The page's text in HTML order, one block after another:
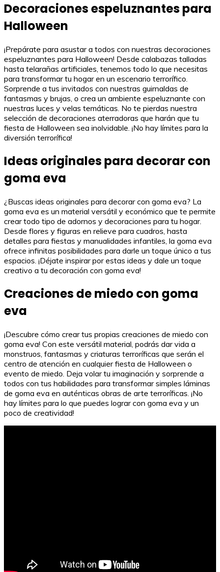
Decoraciones espeluznantes para
Halloween
¡Prepárate para asustar a todos con nuestras decoraciones
espeluznantes para Halloween! Desde calabazas talladas
hasta telarañas artificiales, tenemos todo lo que necesitas
para transformar tu hogar en un escenario terrorífico.
Sorprende a tus invitados con nuestras guirnaldas de
fantasmas y brujas, o crea un ambiente espeluznante con
nuestras luces y velas temáticas. No te pierdas nuestra
selección de decoraciones aterradoras que harán que tu
fiesta de Halloween sea inolvidable. ¡No hay límites para la
diversión terrorífica!
Ideas originales para decorar con
goma eva
¿Buscas ideas originales para decorar con goma eva? La
goma eva es un material versátil y económico que te permite
crear todo tipo de adornos y decoraciones para tu hogar.
Desde flores y figuras en relieve para cuadros, hasta
detalles para fiestas y manualidades infantiles, la goma eva
ofrece infinitas posibilidades para darle un toque único a tus
espacios. ¡Déjate inspirar por estas ideas y dale un toque
creativo a tu decoración con goma eva!
Creaciones de miedo con goma
eva
¡Descubre cómo crear tus propias creaciones de miedo con
goma eva! Con este versátil material, podrás dar vida a
monstruos, fantasmas y criaturas terroríficas que serán el
centro de atención en cualquier fiesta de Halloween o
evento de miedo. Deja volar tu imaginación y sorprende a
todos con tus habilidades para transformar simples láminas
de goma eva en auténticas obras de arte terroríficas. ¡No
hay límites para lo que puedes lograr con goma eva y un
poco de creatividad!